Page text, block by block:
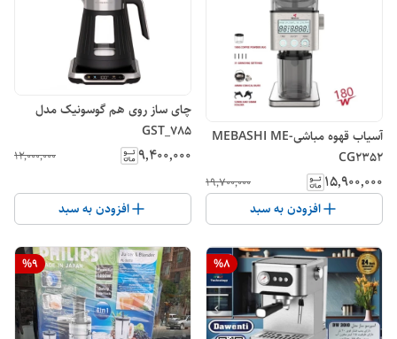
آسیاب قهوه مباشیMEBASHI ME-
CG٢٣٥٢
۱۵٬۹۰۰٬۰۰۰ ۱۹٬۷۰۰٬۰۰۰
افزودن به سبد
چای ساز روی هم گوسونیک مدل
GST_785
۹٬۴۰۰٬۰۰۰ ۱۲٬۰۰۰٬۰۰۰
افزودن به سبد
%8
%9